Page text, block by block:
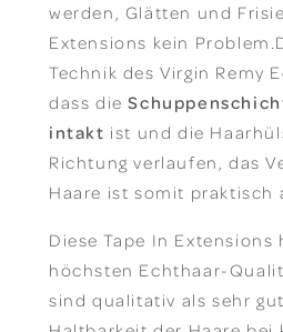
werden, Glätten und
Extensions kein
Technik des Virgin Remy
dass die
intakt ist und die
Richtung verlaufen, das
Haare ist somit praktisch
Diese Tape In Extensions
höchsten Echthaar-
sind qualitativ als sehr